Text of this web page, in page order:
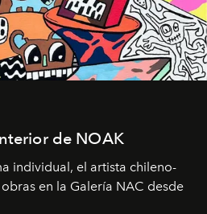
de NOAK
individual, el artista chileno-
en la Galería NAC desde